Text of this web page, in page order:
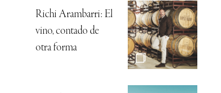
Richi Arambarri: El
vino, contado de
otra forma